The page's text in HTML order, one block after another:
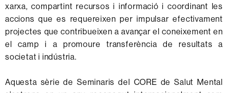
xarxa, compartint recursos i informació i coordinant les
accions que es requereixen per impulsar efectivament
projectes que contribueixen a avançar el coneixement en
el camp i a promoure transferència de resultats a
societat i indústria.
Aquesta sèrie de Seminaris del CORE de Salut Mental